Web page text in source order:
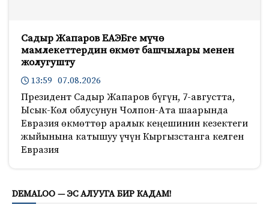
Садыр Жапаров ЕАЭБге мүчө
мамлекеттердин өкмөт башчылары менен
жолугушту
13:59 07.08.2026
Президент Садыр Жапаров бүгүн, 7-августта,
Ысык-Көл облусунун Чолпон-Ата шаарында
Евразия өкмөттөр аралык кеңешинин кезектеги
жыйынына катышуу үчүн Кыргызстанга келген
Евразия
DEMALOO — ЭС АЛУУГА БИР КАДАМ!